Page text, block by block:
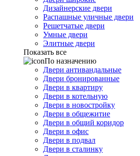
Дизайнерские двери
Распашные уличные двери
Решетчатые двери
Умные двери
Элитные двери
Показать все
По назначению
Двери антивандальные
Двери бронированные
Двери в квартиру
Двери в котельную
Двери в новостройку
Двери в общежитие
Двери в общий коридор
Двери в офис
Двери в подвал
Двери в сталинку